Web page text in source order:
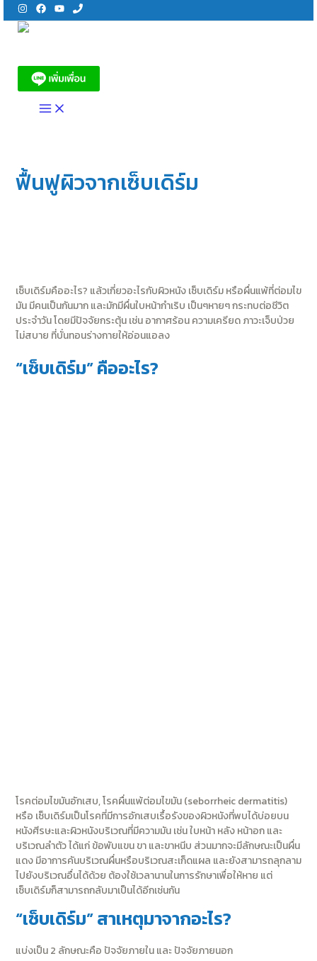
to
content
MAIN
MENU
ฟื้นฟูผิวจากเซ็บเดิร์ม
เซ็บเดิร์มคืออะไร? แล้วเกี่ยวอะไรกับผิวหนัง เซ็บเดิร์ม หรือผื่นแพ้ที่ต่อมไข
มัน มีคนเป็นกันมาก และมักมีผื่นใบหน้ากำเริบ เป็นๆหายๆ กระทบต่อชีวิต
ประจำวัน โดยมีปัจจัยกระตุ้น เช่น อากาศร้อน ความเครียด ภาวะเจ็บป่วย
ไม่สบาย ที่บั่นทอนร่างกายให้อ่อนแอลง
“เซ็บเดิร์ม” คืออะไร?
โรคต่อมไขมันอักเสบ, โรคผื่นแพ้ต่อมไขมัน (seborrheic dermatitis)
หรือ เซ็บเดิร์มเป็นโรคที่มีการอักเสบเรื้อรังของผิวหนังที่พบได้บ่อยบน
หนังศีรษะและผิวหนังบริเวณที่มีความมันเช่น ใบหน้า หลัง หน้าอก และ
บริเวณลำตัว ได้แก่ ข้อพับแขน ขา และขาหนีบ ส่วนมากจะมีลักษณะเป็นผื่น
แดง มีอาการคันบริเวณผื่นหรือบริเวณสะเก็ดแผล และยังสามารถลุกลาม
ไปยังบริเวณอื่นได้ด้วย ต้องใช้เวลานานในการรักษาเพื่อให้หาย แต่
เซ็บเดิร์มก็สามารถกลับมาเป็นได้อีกเช่นกัน
“เซ็บเดิร์ม” สาเหตุมาจากอะไร?
แบ่งเป็น 2 ลักษณะคือ ปัจจัยภายใน และ ปัจจัยภายนอก